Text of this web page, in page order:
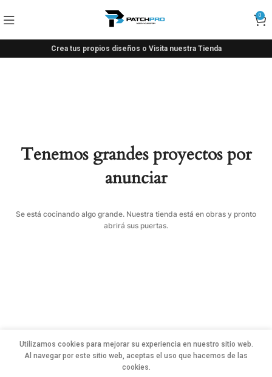
0
Crea tus propios diseños o Visita nuestra Tienda
Tenemos grandes proyectos por
anunciar
Se está cocinando algo grande. Nuestra tienda está en obras y pronto
abrirá sus puertas.
Utilizamos cookies para mejorar su experiencia en nuestro sitio web.
Al navegar por este sitio web, aceptas el uso que hacemos de las
cookies.